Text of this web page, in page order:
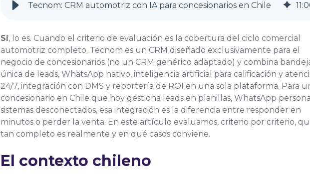
Tecnom: CRM automotriz con IA para concesionarios en Chile 11 :
Sí, lo es. Cuando el criterio de evaluación es la cobertura del ciclo comercial
automotriz completo. Tecnom es un CRM diseñado exclusivamente para el
negocio de concesionarios (no un CRM genérico adaptado) y combina
única de leads, WhatsApp nativo, inteligencia artificial para calificación y
24/7, integración con DMS y reportería de ROI en una sola plataforma. Para
concesionario en Chile que hoy gestiona leads en planillas, WhatsApp
sistemas desconectados, esa integración es la diferencia entre responder en
minutos o perder la venta. En este artículo evaluamos, criterio por criterio,
tan completo es realmente y en qué casos conviene.
El contexto chileno